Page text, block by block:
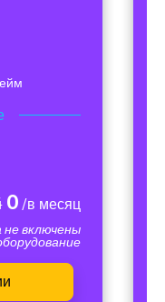
0 /в месяц
включены